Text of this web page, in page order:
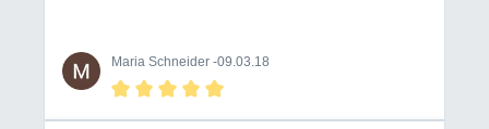
Maria Schneider -09.03.18